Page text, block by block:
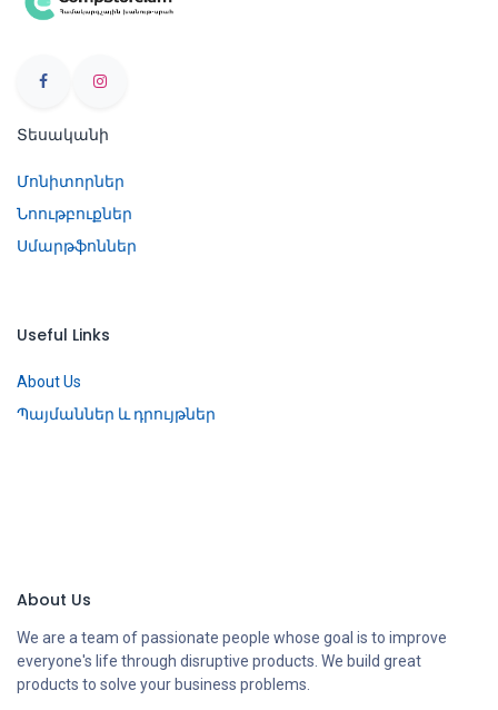
Տեսականի
Մոնիտորներ
Նոութբուքներ
Սմարթֆոններ
Useful Links
About Us
Պայմաններ և դրույթներ
About Us
We are a team of passionate people whose goal is to improve
everyone's life through disruptive products. We build great
products to solve your business problems.